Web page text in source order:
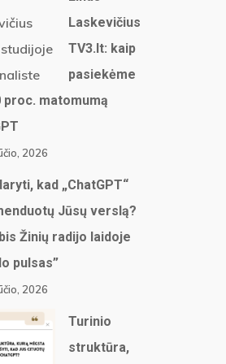
Laskevičius
TV3.lt: kaip
pasiekėme
proc. matomumą
2026
kad „ChatGPT“
Jūsų verslą?
Žinių radijo laidoje
pulsas”
2026
Turinio
struktūra,